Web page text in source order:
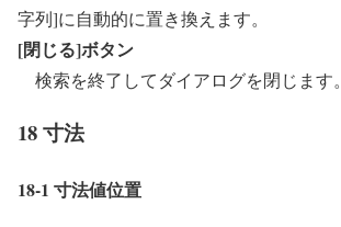
字列]に自動的に置き換えます。
[閉じる]ボタン
検索を終了してダイアログを閉じます。
18 寸法
18-1 寸法値位置